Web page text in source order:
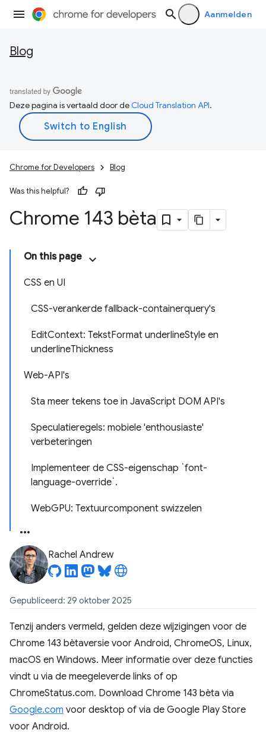
Aanmelden
Blog
Deze pagina is vertaald door deCloud Translation API.
Chrome for Developers Blog
Was this helpful?
Chrome 143 bèta
On this page
CSS en UI
CSS-verankerde fallback-containerquery's
EditContext: TekstFormat underlineStyle en
underlineThickness
Web-API's
Sta meer tekens toe in JavaScript DOM API's
Speculatieregels: mobiele 'enthousiaste'
verbeteringen
Implementeer de CSS-eigenschap `font-
language-override`.
WebGPU: Textuurcomponent swizzelen
Rachel Andrew
Gepubliceerd: 29 oktober 2025
Tenzij anders vermeld, gelden deze wijzigingen voor de
Chrome 143 bètaversie voor Android, ChromeOS, Linux,
macOS en Windows. Meer informatie over deze functies
vindt u via de meegeleverde links of op
ChromeStatus.com. Download Chrome 143 bèta via
Google.com voor desktop of via de Google Play Store
voor Android.